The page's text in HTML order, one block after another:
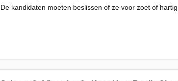
De kandidaten moeten beslissen of ze voor zoet of hartig